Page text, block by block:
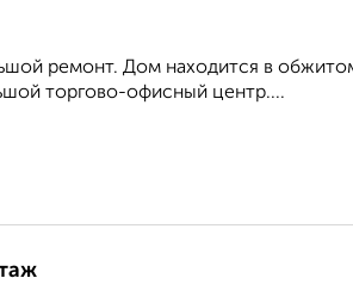
ремонт. Дом находится в
торгово-офисный центр....